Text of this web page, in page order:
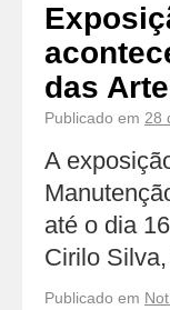
das
Publicado em 28
A
até o dia
Cirilo
Publicado em